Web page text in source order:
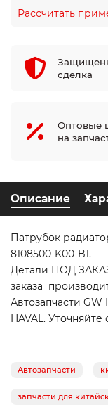
Рассчитать
сделка
Оптовые
на
Описание
Патрубок
8108500-K00-B1.
Детали ПОД
заказа
Автозапчасти GW
HAVAL.
Автозапчасти
запчасти для